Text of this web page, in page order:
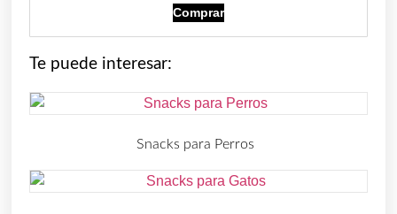
Comprar
Te puede interesar:
Snacks para Perros